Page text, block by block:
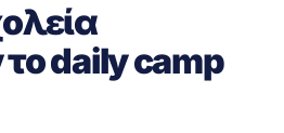
daily camp